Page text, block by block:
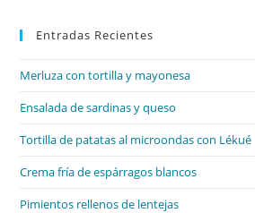
Entradas Recientes
Merluza con tortilla y mayonesa
Ensalada de sardinas y queso
Tortilla de patatas al microondas con Lékué
Crema fría de espárragos blancos
Pimientos rellenos de lentejas